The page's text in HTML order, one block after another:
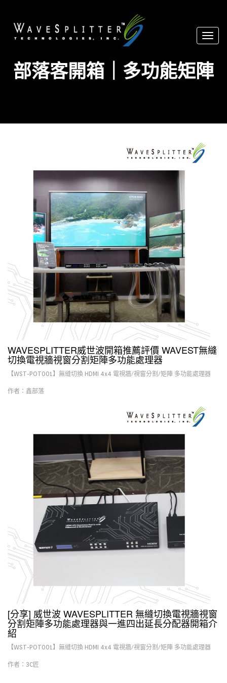
部落客開箱｜多功能矩陣
WAVESPLITTER威世波開箱推薦評價 WAVEST無縫
切換電視牆視窗分割矩陣多功能處理器
【WST-POT001】無縫切換 HDMI 4x4 電視牆/視窗分割/矩陣 多功能處理器
作者：鑫部落
[分享] 威世波 WAVESPLITTER 無縫切換電視牆視窗
分割矩陣多功能處理器與一進四出延長分配器開箱介
紹
【WST-POT001】無縫切換 HDMI 4x4 電視牆/視窗分割/矩陣 多功能處理器
作者：3C匠